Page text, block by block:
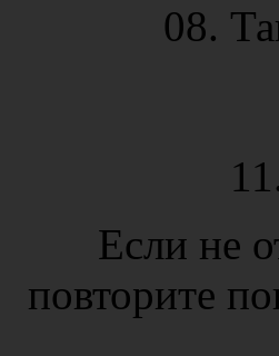
08.
Если не
повторите